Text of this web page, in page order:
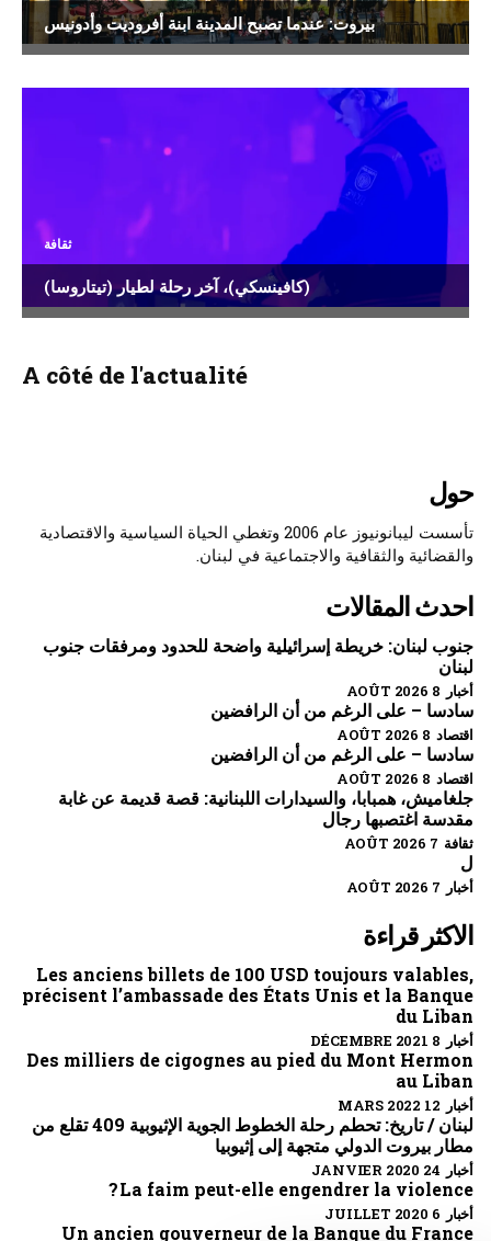
بيروت: عندما تصبح المدينة ابنة أفروديت وأدونيس
ثقافة
(كافينسكي)، آخر رحلة لطيار (تيتاروسا)
A côté de l'actualité
حول
تأسست ليبانونيوز عام 2006 وتغطي الحياة السياسية والاقتصادية
والقضائية والثقافية والاجتماعية في لبنان.
احدث المقالات
جنوب لبنان: خريطة إسرائيلية واضحة للحدود ومرفقات جنوب
لبنان
أخبار 8 AOÛT 2026
سادسا – على الرغم من أن الرافضين
اقتصاد 8 AOÛT 2026
سادسا – على الرغم من أن الرافضين
اقتصاد 8 AOÛT 2026
جلغاميش، همبابا، والسيدارات اللبنانية: قصة قديمة عن غابة
مقدسة اغتصبها رجال
ثقافة 7 AOÛT 2026
ل
أخبار 7 AOÛT 2026
الاكثر قراءة
Les anciens billets de 100 USD toujours valables,
précisent l’ambassade des États Unis et la Banque
du Liban
أخبار 8 DÉCEMBRE 2021
Des milliers de cigognes au pied du Mont Hermon
au Liban
أخبار 12 MARS 2022
لبنان / تاريخ: تحطم رحلة الخطوط الجوية الإثيوبية 409 تقلع من
مطار بيروت الدولي متجهة إلى إثيوبيا
أخبار 24 JANVIER 2020
La faim peut-elle engendrer la violence ?
أخبار 6 JUILLET 2020
Un ancien gouverneur de la Banque du France